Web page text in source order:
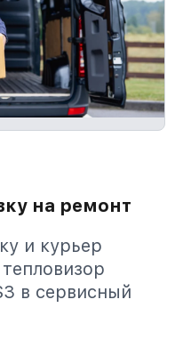
на ремонт
и курьер
в сервисный